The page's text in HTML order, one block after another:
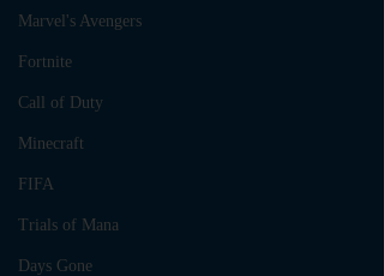
Marvel's Avengers
Fortnite
Call of Duty
Minecraft
FIFA
Trials of Mana
Days Gone